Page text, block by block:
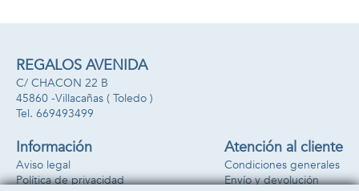
REGALOS AVENIDA
C/ CHACON 22 B
45860 -Villacañas ( Toledo )
669493499
Información
Aviso legal
Política de privacidad
Atención al cliente
Condiciones generales
Envío y devolución